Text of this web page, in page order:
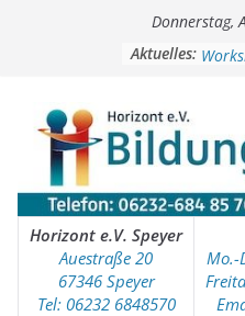
Donnerstag,
Aktuelles:
Horizont e.V. Speyer
Auestraße 20
67346 Speyer
Tel: 06232 6848570
Mo.-